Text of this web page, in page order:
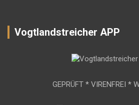
Vogtlandstreicher APP
GEPRÜFT * VIRENFREI *